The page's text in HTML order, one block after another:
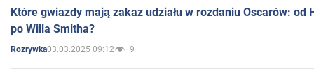
Które gwiazdy mają zakaz udziału w rozdaniu Oscarów: od
po Willa Smitha?
Rozrywka03.03.2025 09:12 9